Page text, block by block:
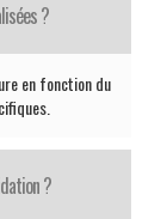
?
en fonction du
?